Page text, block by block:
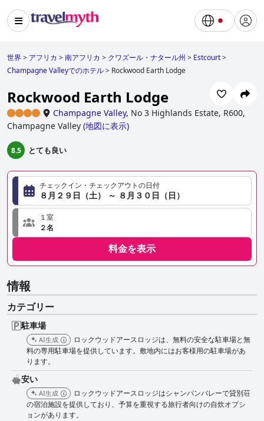
世界> アフリカ >南アフリカ > クワズール・ナタール州 > Estcourt>
Champagne Valleyでのホテル> Rockwood Earth Lodge
Rockwood Earth Lodge
Champagne Valley, No 3 Highlands Estate, R600,
Champagne Valley (地図に表示)
8.5 とても良い
チェックイン・チェックアウトの日付
８月２９日（土） ～ ８月３０日（日）
１室
２名
料金を表示
情報
カテゴリー
駐車場
AI生成
ロックウッドアースロッジは、無料の安全な駐車場と無
料の専用駐車場を提供しています。敷地内にはお客様用の駐車場があ
ります。
安い
AI生成
ロックウッドアースロッジはシャンパンバレーで貸別荘
の宿泊施設を提供しており、予算を重視する旅行者向けの自炊オプシ
ョンがあります。